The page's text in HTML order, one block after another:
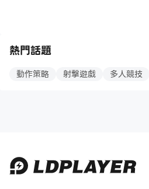
- 不同的敵人
- 精心設計的人物
攻的快感。作為一項
事高風險的黑幫罷工
指揮官，與朋友合作
展示您的現代槍戰和
Lone Wolf," a
gripping first-
Immerse yourself
in the role of an
熱門話題
動作策略 射擊遊戲 多人競技